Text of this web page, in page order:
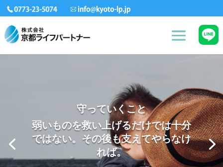
守っていくこと
弱いものを救い上げるだけでは十分
ではない。その後も支えてやらなけ
れば。